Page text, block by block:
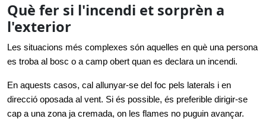
Què fer si l'incendi et sorprèn a
l'exterior
Les situacions més complexes són aquelles en què una persona
es troba al bosc o a camp obert quan es declara un incendi.
En aquests casos, cal allunyar-se del foc pels laterals i en
direcció oposada al vent. Si és possible, és preferible dirigir-se
cap a una zona ja cremada, on les flames no puguin avançar.